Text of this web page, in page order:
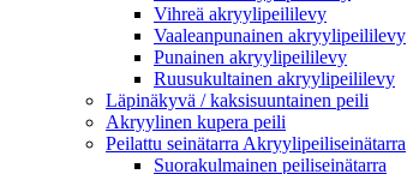
Vihreä akryylipeililevy
Vaaleanpunainen akryylipeililevy
Punainen akryylipeililevy
Ruusukultainen akryylipeililevy
Läpinäkyvä / kaksisuuntainen peili
Akryylinen kupera peili
Peilattu seinätarra Akryylipeiliseinätarra
Suorakulmainen peiliseinätarra